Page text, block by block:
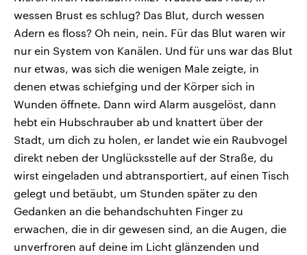
wessen Brust es schlug? Das Blut, durch wessen
Adern es floss? Oh nein, nein. Für das Blut waren wir
nur ein System von Kanälen. Und für uns war das Blut
nur etwas, was sich die wenigen Male zeigte, in
denen etwas schiefging und der Körper sich in
Wunden öffnete. Dann wird Alarm ausgelöst, dann
hebt ein Hubschrauber ab und knattert über der
Stadt, um dich zu holen, er landet wie ein Raubvogel
direkt neben der Unglücksstelle auf der Straße, du
wirst eingeladen und abtransportiert, auf einen Tisch
gelegt und betäubt, um Stunden später zu den
Gedanken an die behandschuhten Finger zu
erwachen, die in dir gewesen sind, an die Augen, die
unverfroren auf deine im Licht glänzenden und